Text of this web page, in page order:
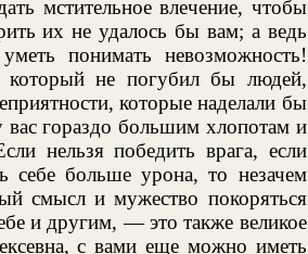
мстительное влечение, чтобы
их не удалось бы вам; а ведь
понимать невозможность!
который не погубил бы людей,
которые наделали бы
вас гораздо большим хлопотам и
нельзя победить врага, если
себе больше урона, то незачем
смысл и мужество покоряться
и другим, — это также великое
с вами еще можно иметь